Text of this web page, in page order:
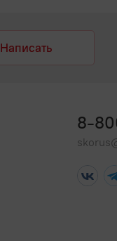
Написать
8-